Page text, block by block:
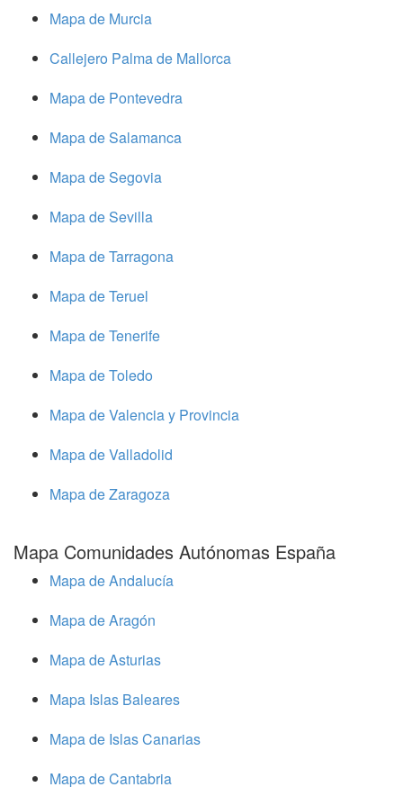
Mapa de Murcia
Callejero Palma de Mallorca
Mapa de Pontevedra
Mapa de Salamanca
Mapa de Segovia
Mapa de Sevilla
Mapa de Tarragona
Mapa de Teruel
Mapa de Tenerife
Mapa de Toledo
Mapa de Valencia y Provincia
Mapa de Valladolid
Mapa de Zaragoza
Mapa Comunidades Autónomas España
Mapa de Andalucía
Mapa de Aragón
Mapa de Asturias
Mapa Islas Baleares
Mapa de Islas Canarias
Mapa de Cantabria